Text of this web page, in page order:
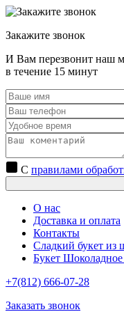
Закажите звонок
И Вам перезвонит наш
в течение 15 минут
С правилами
О нас
Доставка и оплата
Контакты
Сладкий букет из
Букет Шоколадное
+7(812) 666-07-28
Заказать звонок